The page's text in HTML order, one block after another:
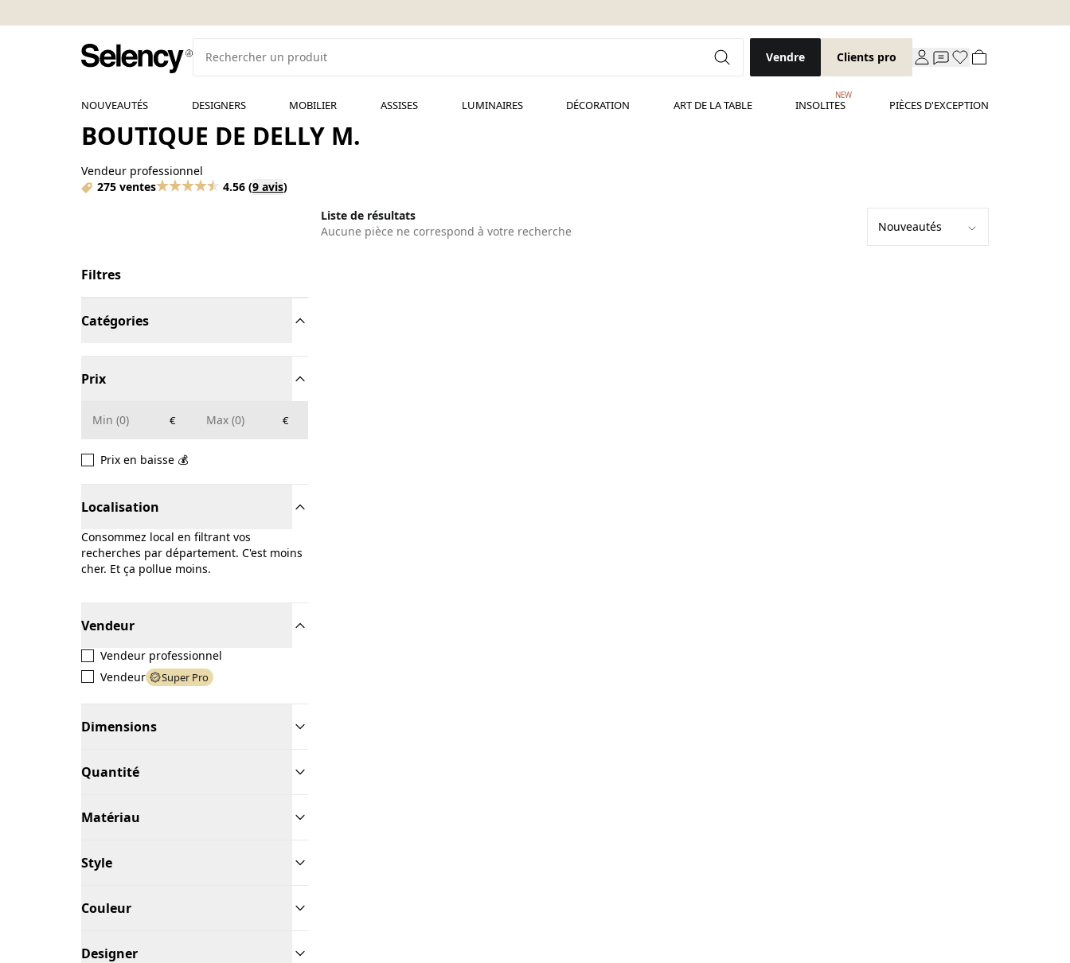
Vendre Clients pro
NOUVEAUTÉS DESIGNERS MOBILIER ASSISES LUMINAIRES DÉCORATION ART DE LA TABLE INSOLITES
NEW
PIÈCES D'EXCEPTION
BOUTIQUE DE DELLY M.
Vendeur professionnel
275 ventes
4.56 (9 avis)
Liste de résultats
Aucune pièce ne correspond à votre recherche
Filtres
Catégories
Prix
€ €
Prix en baisse 💰
Localisation
Consommez local en filtrant vos
recherches par département. C'est moins
cher. Et ça pollue moins.
Vendeur
Vendeur professionnel
Vendeur
Super Pro
Dimensions
Quantité
Matériau
Style
Couleur
Designer